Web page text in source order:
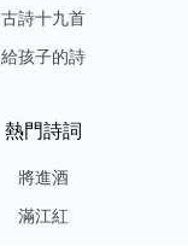
古詩十九首
給孩子的詩
熱門詩詞
將進酒
滿江紅